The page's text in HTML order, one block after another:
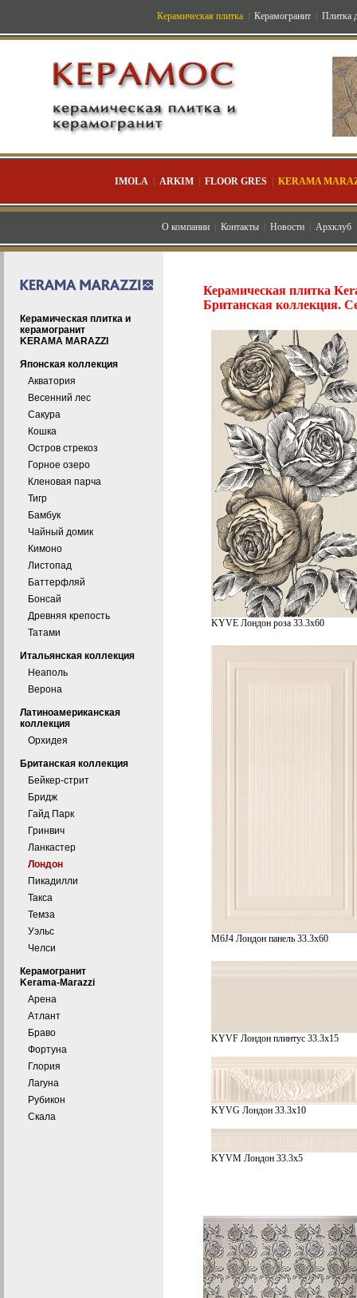
Керамическая плитка Керамогранит Плитка
IMOLA| ARKIM| FLOOR GRES| KERAMA
О компании| Контакты| Новости| Архклуб
Керамическая плитка и
керамогранит
KERAMA MARAZZI
Японская коллекция
Акватория
Весенний лес
Сакура
Кошка
Остров стрекоз
Горное озеро
Кленовая парча
Тигр
Бамбук
Чайный домик
Кимоно
Листопад
Баттерфляй
Бонсай
Древняя крепость
Татами
Итальянская коллекция
Неаполь
Верона
Латиноамериканская
коллекция
Орхидея
Британская коллекция
Бейкер-стрит
Бридж
Гайд Парк
Гринвич
Ланкастер
Лондон
Пикадилли
Такса
Темза
Уэльс
Челси
Керамогранит
Kerama-Marazzi
Арена
Атлант
Браво
Фортуна
Глория
Лагуна
Рубикон
Скала
Керамическая плитка
Британская коллекция.
KYVE Лондон роза 33.3х60
M6J4 Лондон панель 33.3х60
KYVF Лондон плинтус 33.3х15
KYVG Лондон 33.3х10
KYVM Лондон 33.3х5